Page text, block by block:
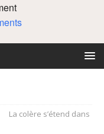
La colère s’étend dans